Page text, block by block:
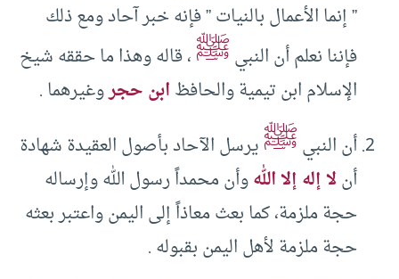
” إنما الأعمال بالنيات ” فإنه خبر آحاد ومع ذلك
فإننا نعلم أن النبيﷺ، قاله وهذا ما حققه شيخ
الإسلام ابن تيمية والحافظابن حجروغيرهما .
أن النبيﷺيرسل الآحاد بأصول العقيدة شهادة
أنلا إله إلا اللهوأن محمداً رسول الله وإرساله
حجة ملزمة، كما بعث معاذاً إلى اليمن واعتبر بعثه
حجة ملزمة لأهل اليمن بقبوله .